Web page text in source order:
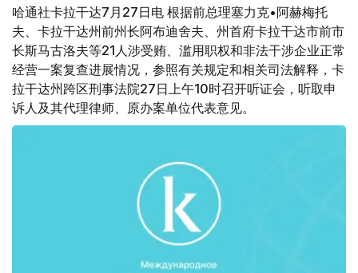
哈通社卡拉干达7月27日电 根据前总理塞力克•阿赫梅托
夫、卡拉干达州前州长阿布迪舍夫、州首府卡拉干达市前市
长斯马古洛夫等21人涉受贿、滥用职权和非法干涉企业正常
经营一案复查进展情况，参照有关规定和相关司法解释，卡
拉干达州跨区刑事法院27日上午10时召开听证会，听取申
诉人及其代理律师、原办案单位代表意见。